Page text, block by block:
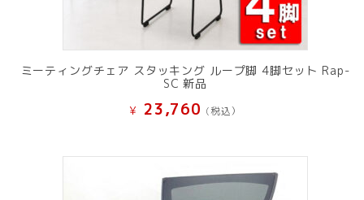
ミーティングチェア スタッキング ループ脚 4脚セット Rap-
SC 新品
¥ 23,760 (税込）